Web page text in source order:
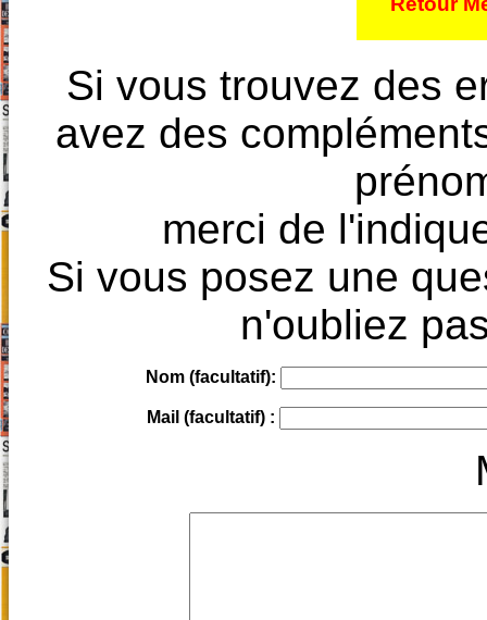
Si vous trouvez des
avez des
merci de
Si vous posez une
n'oubliez
Nom (facultatif):
Mail (facultatif) :